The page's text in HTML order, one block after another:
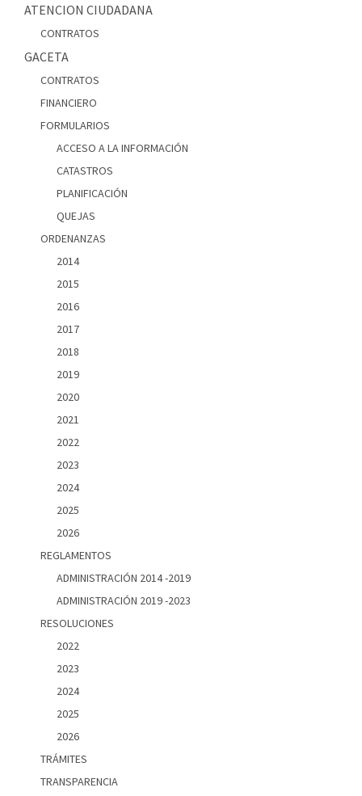
ATENCION CIUDADANA
CONTRATOS
GACETA
CONTRATOS
FINANCIERO
FORMULARIOS
ACCESO A LA INFORMACIÓN
CATASTROS
PLANIFICACIÓN
QUEJAS
ORDENANZAS
2014
2015
2016
2017
2018
2019
2020
2021
2022
2023
2024
2025
2026
REGLAMENTOS
ADMINISTRACIÓN 2014 -2019
ADMINISTRACIÓN 2019 -2023
RESOLUCIONES
2022
2023
2024
2025
2026
TRÁMITES
TRANSPARENCIA